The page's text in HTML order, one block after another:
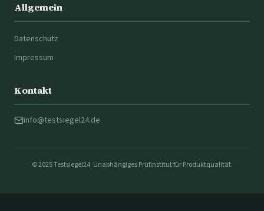
Allgemein
Datenschutz
Impressum
Kontakt
info@testsiegel24.de
© 2025 Testsiegel24. Unabhängiges Prüfinstitut für Produktqualität.